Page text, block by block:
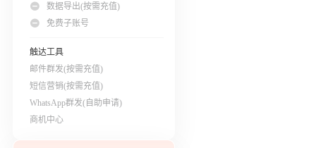
数据导出(按需充值)
免费子账号
触达工具
邮件群发(按需充值)
短信营销(按需充值)
WhatsApp群发(自助申请)
商机中心